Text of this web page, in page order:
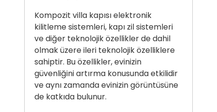
Kompozit villa kapısıelektronik
kilitleme sistemleri, kapı zil sistemleri
ve diğer teknolojik özellikler de dahil
olmak üzere ileri teknolojik özelliklere
sahiptir. Bu özellikler, evinizin
güvenliğini artırma konusunda etkilidir
ve aynı zamanda evinizin görüntüsüne
de katkıda bulunur.